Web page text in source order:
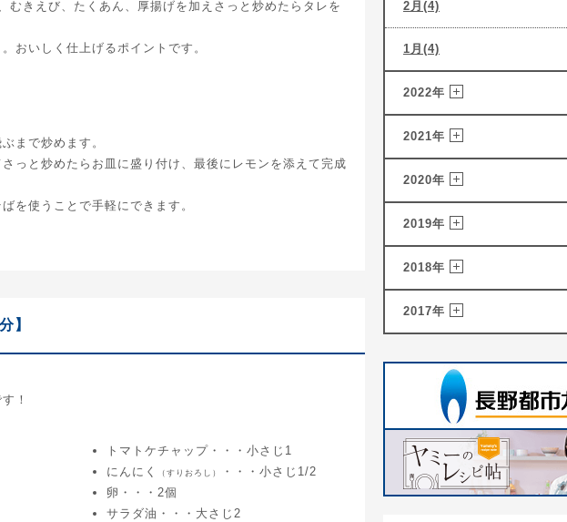
むきえび、たくあん、厚揚げを加えさっと炒めたらタレを
おいしく仕上げるポイントです。
まで炒めます。
っと炒めたらお皿に盛り付け、最後にレモンを添えて完成
を使うことで手軽にできます。
】
！
トマトケチャップ・・・小さじ1
にんにく
（すりおろし）
・・・小さじ1/2
卵・・・2個
サラダ油・・・大さじ2
2月(4)
1月(4)
2022年
2021年
2020年
2019年
2018年
2017年